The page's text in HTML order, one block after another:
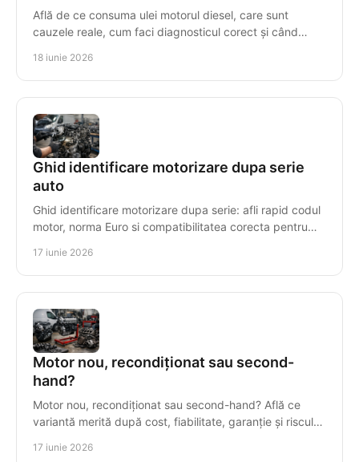
Află de ce consuma ulei motorul diesel, care sunt
cauzele reale, cum faci diagnosticul corect și când
18 iunie 2026
Ghid identificare motorizare dupa serie
auto
Ghid identificare motorizare dupa serie: afli rapid codul
motor, norma Euro si compatibilitatea corecta pentru
17 iunie 2026
Motor nou, recondiționat sau second-
hand?
Motor nou, recondiționat sau second-hand? Află ce
variantă merită după cost, fiabilitate, garanție și riscul
17 iunie 2026